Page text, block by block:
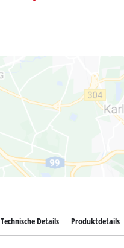
Technische Details Produktdetails